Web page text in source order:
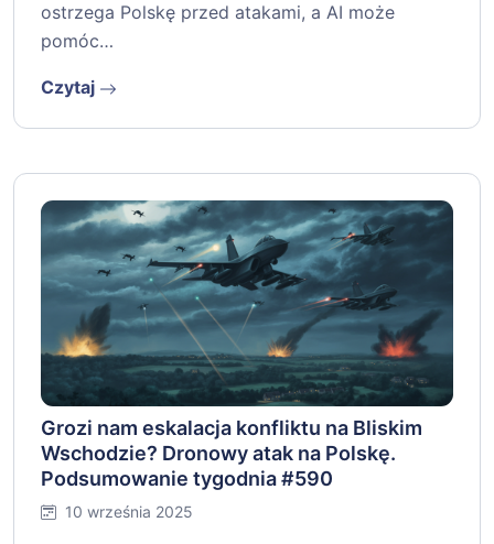
ostrzega Polskę przed atakami, a AI może
pomóc…
Czytaj
Grozi nam eskalacja konfliktu na Bliskim
Wschodzie? Dronowy atak na Polskę.
Podsumowanie tygodnia #590
10 września 2025